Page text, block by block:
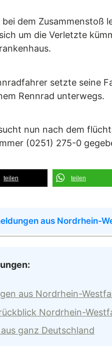
dem Zusammenstoß
um die Verletzte
setzte seine
Rennrad unterwegs.
nun nach dem
(0251) 275-0
teilen teilen
aus Nordrhein-
aus Nordrhein-
Nordrhein-
ganz Deutschland